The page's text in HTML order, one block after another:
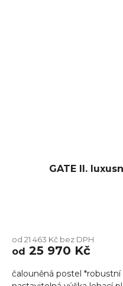
GATE II.
od 21 463 Kč bez DPH
od 25 970 Kč
čalouněná postel